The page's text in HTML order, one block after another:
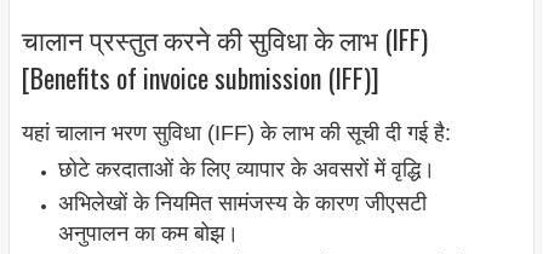
चालान प्रस्तुत करने की सुविधा के लाभ (IFF)
[Benefits of invoice submission (IFF)]
यहां चालान भरण सुविधा (IFF) के लाभ की सूची दी गई है:
छोटे करदाताओं के लिए व्यापार के अवसरों में वृद्धि।
अभिलेखों के नियमित सामंजस्य के कारण जीएसटी
अनुपालन का कम बोझ।